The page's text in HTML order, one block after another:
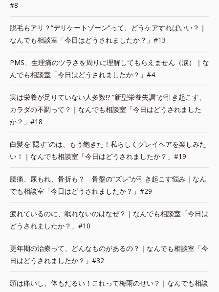
#8
脱毛もアリ？“デリケートゾーン”って、どうケアすればいい？｜
なんでも相談室「今日はどうされましたか？」#13
PMS、生理痛のツラさを周りに理解してもらえません（涙）｜な
んでも相談室「今日はどうされましたか？」#4
実は栄養が足りていない人多数!? “新型栄養失調”が引き起こす、
カラダの不調って？｜なんでも相談室「今日はどうされました
か？」#18
白髪を“隠す”のは、もう飽きた！私らしくグレイヘアを楽しみた
い！｜なんでも相談室「今日はどうされましたか？」#19
腰痛、尿もれ、骨折も？ 骨盤の“ズレ”が引き起こす悩み｜なん
でも相談室「今日はどうされましたか？」#29
疲れているのに、眠れないのはなぜ？｜なんでも相談室「今日は
どうされましたか？」#10
更年期の治療って、どんなものがあるの？｜なんでも相談室「今
日はどうされましたか？」#32
頭は痛いし、体もだるい！これって梅雨のせい？｜なんでも相談